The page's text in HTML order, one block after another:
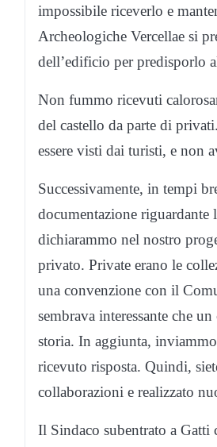
impossibile riceverlo e
Archeologiche Vercellae si
dell’edificio per predisporlo
Non fummo ricevuti
del castello da parte di
essere visti dai turisti, e non
Successivamente, in tempi
documentazione
dichiarammo nel nostro
privato. Private erano le
una convenzione con il
sembrava interessante che
storia. In aggiunta,
ricevuto risposta. Quindi,
collaborazioni e realizzato
Il Sindaco subentrato a Gatti